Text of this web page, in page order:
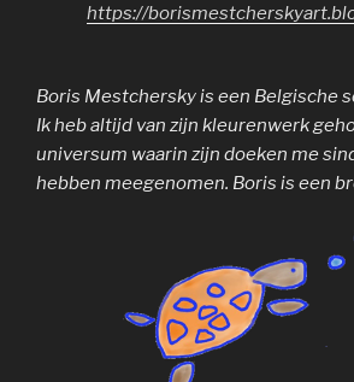
https://
Boris Mestchersky is een Belgische
Ik heb altijd van zijn kleurenwerk
universum waarin zijn doeken me
hebben meegenomen. Boris is een